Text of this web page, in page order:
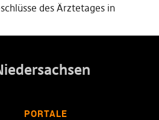
des Ärztetages in
PORTALE